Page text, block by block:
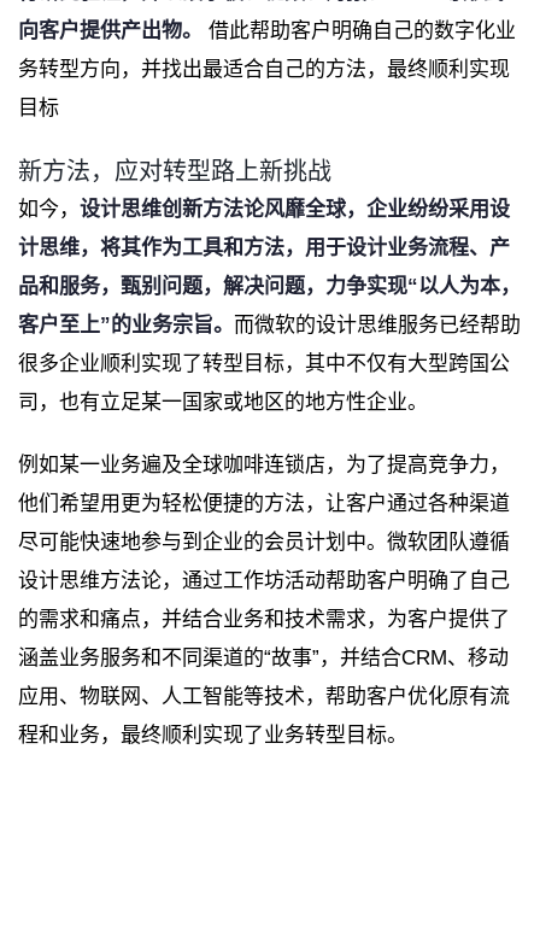
向客户提供产出物。
借此帮助客户明确自己的数字化业
务转型方向，并找出最适合自己的方法，最终顺利实现
目标
新方法，应对转型路上新挑战
如今， 设计思维创新方法论风靡全球，企业纷纷采用设
计思维，将其作为工具和方法，用于设计业务流程、产
品和服务，甄别问题，解决问题，力争实现“以人为本，
客户至上”的业务宗旨。 而微软的设计思维服务已经帮助
很多企业顺利实现了转型目标，其中不仅有大型跨国公
司，也有立足某一国家或地区的地方性企业。
例如某一业务遍及全球咖啡连锁店，为了提高竞争力，
他们希望用更为轻松便捷的方法，让客户通过各种渠道
尽可能快速地参与到企业的会员计划中。微软团队遵循
设计思维方法论，通过工作坊活动帮助客户明确了自己
的需求和痛点，并结合业务和技术需求，为客户提供了
涵盖业务服务和不同渠道的“故事”，并结合CRM、移动
应用、物联网、人工智能等技术，帮助客户优化原有流
程和业务，最终顺利实现了业务转型目标。